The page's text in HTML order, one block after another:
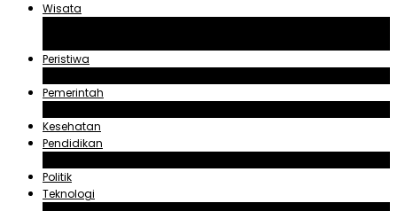
Wisata
Peristiwa
Pemerintah
Kesehatan
Pendidikan
Politik
Teknologi